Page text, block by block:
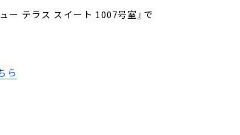
ー テラス スイート 1007号室』で
ら